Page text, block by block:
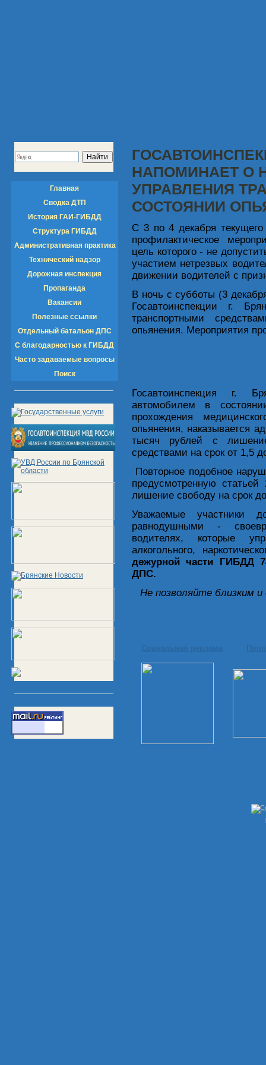
Главная
Сводка ДТП
История ГАИ-ГИБДД
Структура ГИБДД
Административная практика
Технический надзор
Дорожная инспекция
Пропаганда
Вакансии
Полезные ссылки
Отдельный батальон ДПС
С благодарностью к ГИБДД
Часто задаваемые вопросы
Поиск
НАПОМИНАЕТ О
УПРАВЛЕНИЯ
СОСТОЯНИИ
С 3 по 4 декабря текущего
профилактическое
цель которого - не
участием нетрезвых
движении водителей с
В ночь с субботы (3
Госавтоинспекции г.
транспортными
опьянения. Мероприятия
Госавтоинспекция г.
автомобилем в
прохождения
опьянения, наказывается
тысяч рублей с
средствами на срок от 1,5
Повторное подобное
предусмотренную
лишение свободу на срок
Уважаемые участники
равнодушными -
водителях, которые
алкогольного,
дежурной части ГИБДД
ДПС.
Не позволяйте близким и